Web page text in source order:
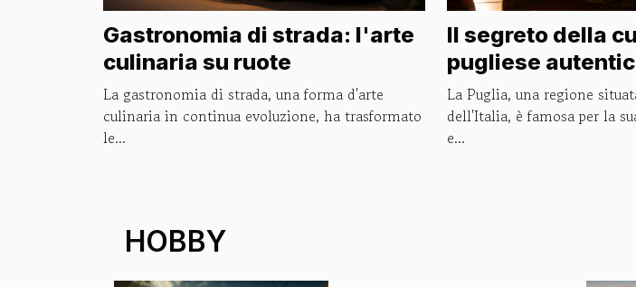
Gastronomia di strada: l'arte
culinaria su ruote
La gastronomia di strada, una forma d'arte
culinaria in continua evoluzione, ha trasformato
le...
Il segreto della
pugliese
La Puglia, una regione
dell'Italia, è famosa per la
e...
HOBBY